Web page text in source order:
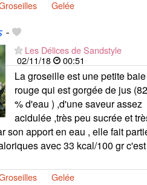
Gelée
-
Les Délices de Sandstyle
02/11/18
00:51
La groseille est une petite baie
rouge qui est gorgée de jus (82
% d'eau ) ,d'une saveur assez
acidulée ,très peu sucrée et
son apport en eau , elle fait
avec 33 kcal/100 gr c'est
Gelée